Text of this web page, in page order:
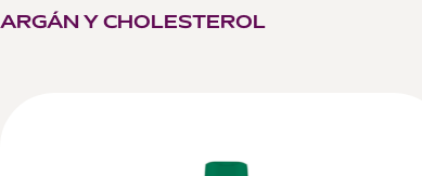
ARGÁN Y CHOLESTEROL